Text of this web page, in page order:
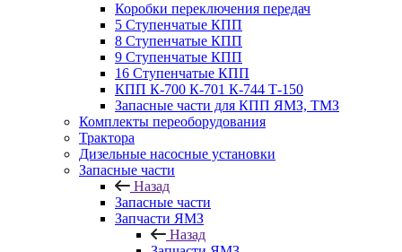
Коробки переключения передач
5 Ступенчатые КПП
8 Ступенчатые КПП
9 Ступенчатые КПП
16 Ступенчатые КПП
КПП К-700 К-701 К-744 Т-150
Запасные части для КПП ЯМЗ, ТМЗ
Комплекты переоборудования
Трактора
Дизельные насосные установки
Запасные части
Назад
Запасные части
Запчасти ЯМЗ
Назад